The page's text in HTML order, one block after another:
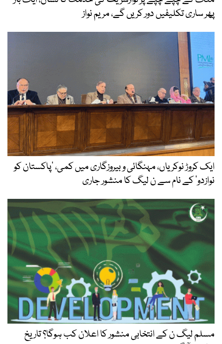
پھر ساری تکلیفیں دور کریں گے، مریم نواز
ایک کروڑ نوکریاں، مہنگائی و بیروزگاری میں کمی، ’پاکستان کو
نوازدو‘ کے نام سے ن لیگ کا منشور جاری
مسلم لیگ ن کے انتخابی منشور کا اعلان کب ہوگا؟ تاریخ